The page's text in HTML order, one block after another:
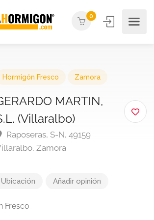
0
Hormigón Fresco Zamora
MARTIN,
(Villaralbo)
Raposeras, S-N, 49159
Zamora
Ubicación Añadir opinión
Fresco